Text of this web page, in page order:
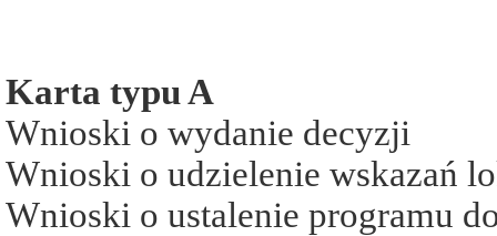
Karta typu A
Wnioski o wydanie decyzji
Wnioski o udzielenie wskazań
Wnioski o ustalenie programu